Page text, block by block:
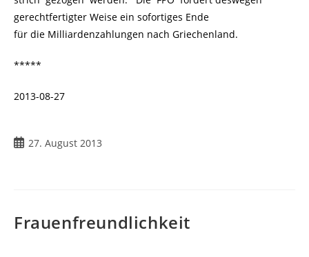
gerechtfertigter Weise ein sofortiges Ende
für die Milliardenzahlungen nach Griechenland.
*****
2013-08-27
Beitrag
27. August 2013
Frauenfreundlichkeit